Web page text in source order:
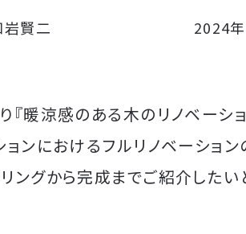
2024
賢二
『暖涼感のある木のリノベーシ
ョンにおけるフルリノベーショ
ングから完成までご紹介したい